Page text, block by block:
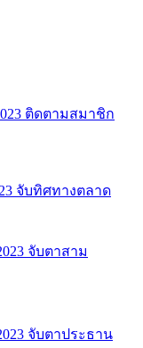
ติดตามสมาชิก
จับทิศทางตลาด
จับตาสาม
จับตาประธาน